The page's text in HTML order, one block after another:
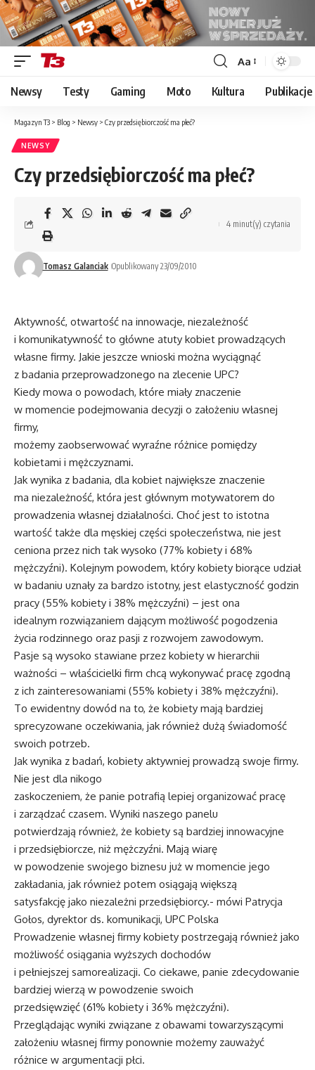
Font
Resizer
Aa
Newsy Testy Gaming Moto Kultura Publikacje
Magazyn T3 > Blog > Newsy > Czy przedsiębiorczość ma płeć?
NEWSY
Czy przedsiębiorczość ma płeć?
Tomasz Galanciak Opublikowany 23/09/2010
4 minut(y) czytania
Aktywność, otwartość na innowacje, niezależność
i komunikatywność to główne atuty kobiet prowadzących
własne firmy. Jakie jeszcze wnioski można wyciągnąć
z badania przeprowadzonego na zlecenie UPC?
Kiedy mowa o powodach, które miały znaczenie
w momencie podejmowania decyzji o założeniu własnej
firmy,
możemy zaobserwować wyraźne różnice pomiędzy
kobietami i mężczyznami.
Jak wynika z badania, dla kobiet największe znaczenie
ma niezależność, która jest głównym motywatorem do
prowadzenia własnej działalności. Choć jest to istotna
wartość także dla męskiej części społeczeństwa, nie jest
ceniona przez nich tak wysoko (77% kobiety i 68%
mężczyźni). Kolejnym powodem, który kobiety biorące udział
w badaniu uznały za bardzo istotny, jest elastyczność godzin
pracy (55% kobiety i 38% mężczyźni) – jest ona
idealnym rozwiązaniem dającym możliwość pogodzenia
życia rodzinnego oraz pasji z rozwojem zawodowym.
Pasje są wysoko stawiane przez kobiety w hierarchii
ważności – właścicielki firm chcą wykonywać pracę zgodną
z ich zainteresowaniami (55% kobiety i 38% mężczyźni).
To ewidentny dowód na to, że kobiety mają bardziej
sprecyzowane oczekiwania, jak również dużą świadomość
swoich potrzeb.
Jak wynika z badań, kobiety aktywniej prowadzą swoje firmy.
Nie jest dla nikogo
zaskoczeniem, że panie potrafią lepiej organizować pracę
i zarządzać czasem. Wyniki naszego panelu
potwierdzają również, że kobiety są bardziej innowacyjne
i przedsiębiorcze, niż mężczyźni. Mają wiarę
w powodzenie swojego biznesu już w momencie jego
zakładania, jak również potem osiągają większą
satysfakcję jako niezależni przedsiębiorcy.- mówi Patrycja
Gołos, dyrektor ds. komunikacji, UPC Polska
Prowadzenie własnej firmy kobiety postrzegają również jako
możliwość osiągania wyższych dochodów
i pełniejszej samorealizacji. Co ciekawe, panie zdecydowanie
bardziej wierzą w powodzenie swoich
przedsięwzięć (61% kobiety i 36% mężczyźni).
Przeglądając wyniki związane z obawami towarzyszącymi
założeniu własnej firmy ponownie możemy zauważyć
różnice w argumentacji płci.